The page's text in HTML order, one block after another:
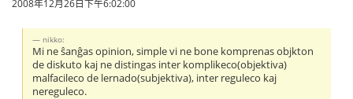
2008年12月26日下午6:02:00
nikko:
Mi ne ŝanĝas opinion, simple vi ne bone komprenas objkton
de diskuto kaj ne distingas inter komplikeco(objektiva)
malfacileco de lernado(subjektiva), inter reguleco kaj
nereguleco.